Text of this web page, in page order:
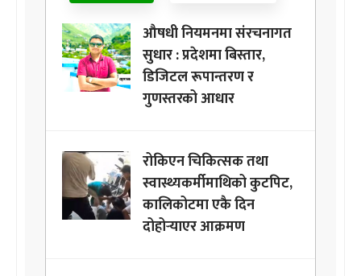
औषधी नियमनमा संरचनागत
सुधार : प्रदेशमा बिस्तार,
डिजिटल रूपान्तरण र
गुणस्तरको आधार
रोकिएन चिकित्सक तथा
स्वास्थ्यकर्मीमाथिको कुटपिट,
कालिकोटमा एकै दिन
दोहोर्‍याएर आक्रमण